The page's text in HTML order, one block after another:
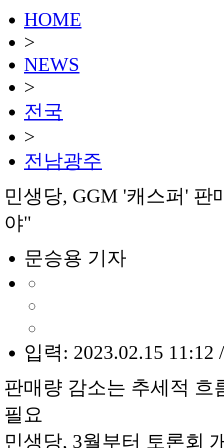
HOME
>
NEWS
>
전국
>
전남광주
민생당, GGM '캐스퍼'
야"
문승용 기자
입력: 2023.02.15 11:12
판매량 감소는 추세적
필요
민생당, 3월부터 토론회